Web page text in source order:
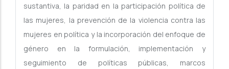
sustantiva, la paridad en la participación política de
las mujeres, la prevención de la violencia contra las
mujeres en política y la incorporación del enfoque de
género en la formulación, implementación y
seguimiento de políticas públicas, marcos